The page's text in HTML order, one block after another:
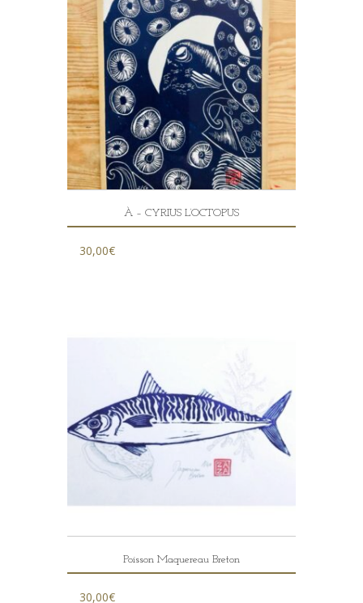
À – CYRIUS L’OCTOPUS
30,00€
Poisson Maquereau Breton
30,00€